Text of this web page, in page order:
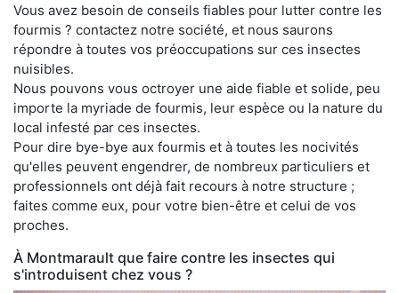
Vous avez besoin de conseils fiables pour lutter contre les
fourmis ? contactez notre société, et nous saurons
répondre à toutes vos préoccupations sur ces insectes
nuisibles.
Nous pouvons vous octroyer une aide fiable et solide, peu
importe la myriade de fourmis, leur espèce ou la nature du
local infesté par ces insectes.
Pour dire bye-bye aux fourmis et à toutes les nocivités
qu'elles peuvent engendrer, de nombreux particuliers et
professionnels ont déjà fait recours à notre structure ;
faites comme eux, pour votre bien-être et celui de vos
proches.
À Montmarault que faire contre les insectes qui
s'introduisent chez vous ?